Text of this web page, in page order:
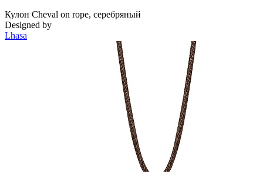
Кулон Cheval on rope, серебряный
Designed by
Lhasa